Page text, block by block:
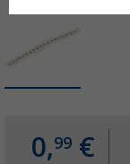
0,99 €